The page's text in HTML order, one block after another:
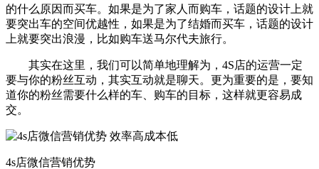
的什么原因而买车。如果是为了家人而购车，话题的设计上就
要突出车的空间优越性，如果是为了结婚而买车，话题的设计
上就要突出浪漫，比如购车送马尔代夫旅行。
其实在这里，我们可以简单地理解为，4S店的运营一定
要与你的粉丝互动，其实互动就是聊天。更为重要的是，要知
道你的粉丝需要什么样的车、购车的目标，这样就更容易成
交。
4s店微信营销优势